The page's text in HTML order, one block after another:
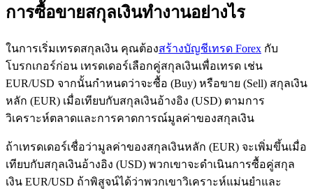
การซื้อขายสกุลเงินทำงานอย่างไร
ในการเริ่มเทรดสกุลเงิน คุณต้องสร้างบัญชีเทรด Forex กับ
โบรกเกอร์ก่อน เทรดเดอร์เลือกคู่สกุลเงินเพื่อเทรด เช่น
EUR/USD จากนั้นกำหนดว่าจะซื้อ (Buy) หรือขาย (Sell) สกุลเงิน
หลัก (EUR) เมื่อเทียบกับสกุลเงินอ้างอิง (USD) ตามการ
วิเคราะห์ตลาดและการคาดการณ์มูลค่าของสกุลเงิน
ถ้าเทรดเดอร์เชื่อว่ามูลค่าของสกุลเงินหลัก (EUR) จะเพิ่มขึ้นเมื่อ
เทียบกับสกุลเงินอ้างอิง (USD) พวกเขาจะดำเนินการซื้อคู่สกุล
เงิน EUR/USD ถ้าพิสูจน์ได้ว่าพวกเขาวิเคราะห์แม่นยำและ